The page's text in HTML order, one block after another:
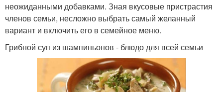
неожиданными добавками. Зная вкусовые пристрастия
членов семьи, несложно выбрать самый желанный
вариант и включить его в семейное меню.
Грибной суп из шампиньонов - блюдо для всей семьи